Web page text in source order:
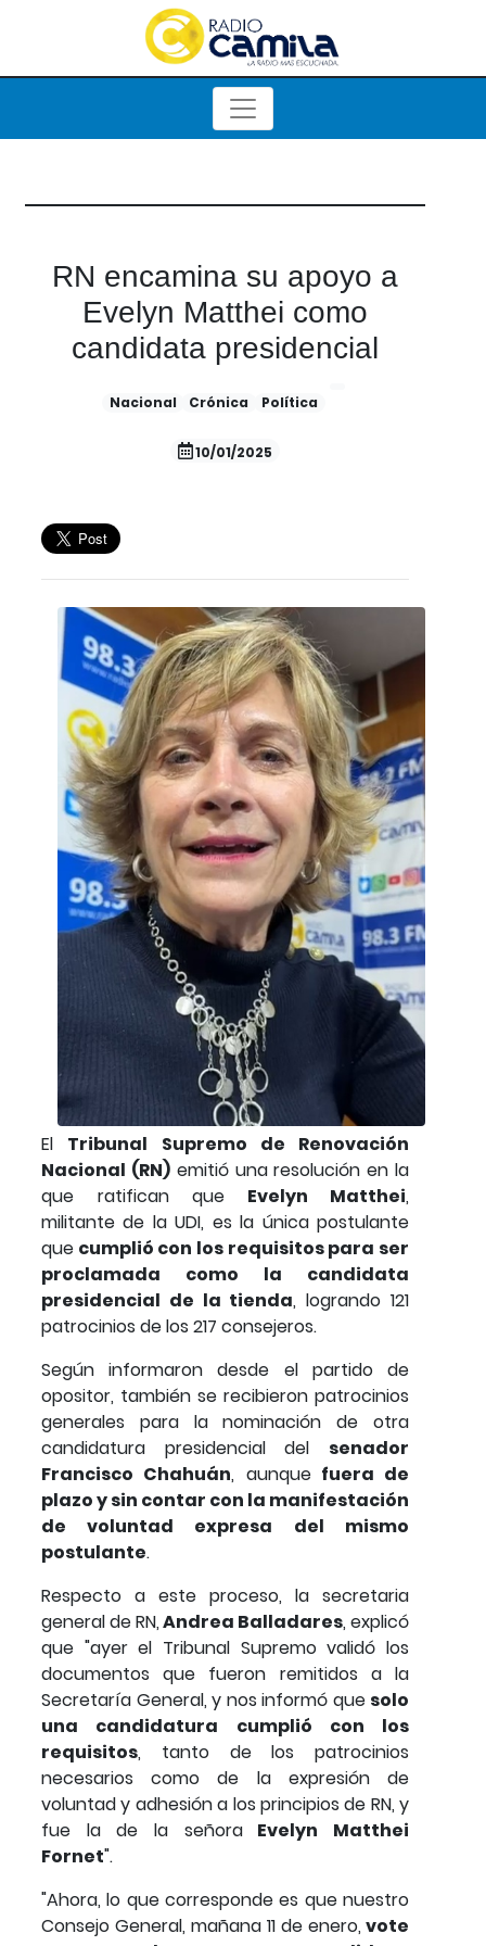
RN encamina su apoyo a
Evelyn Matthei como
candidata presidencial
Nacional Crónica Política
10/01/2025
El Tribunal Supremo de Renovación
Nacional (RN)emitió una resolución en la
que ratifican que Evelyn Matthei,
militante de la UDI, es la única postulante
que cumplió con los requisitos para ser
proclamada como la candidata
presidencial de la tienda, logrando 121
patrocinios de los 217 consejeros.
Según informaron desde el partido de
opositor, también se recibieron patrocinios
generales para la nominación de otra
candidatura presidencial del senador
Francisco Chahuán, aunquefuera de
plazo y sin contar con la manifestación
de voluntad expresa
del mismo
postulante.
Respecto a este proceso, la secretaria
general de RN,Andrea Balladares, explicó
que "ayer el Tribunal Supremo validó los
documentos que fueron remitidos a la
Secretaría General, y nos informó que solo
una candidatura cumplió con los
requisitos, tanto de los patrocinios
necesarios como de la expresión de
voluntad y adhesión a los principios de RN, y
fue la de la señoraEvelyn Matthei
Fornet".
"Ahora, lo que corresponde es que nuestro
Consejo General, mañana 11 de enero, vote